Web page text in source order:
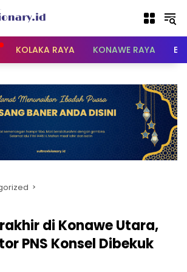
KOLAKA RAYA KONAWE RAYA
di Konawe Utara,
PNS Konsel Dibekuk